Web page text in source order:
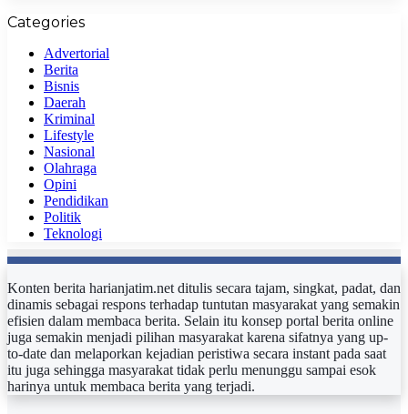
Categories
Advertorial
Berita
Bisnis
Daerah
Kriminal
Lifestyle
Nasional
Olahraga
Opini
Pendidikan
Politik
Teknologi
Konten berita harianjatim.net ditulis secara tajam, singkat, padat, dan
dinamis sebagai respons terhadap tuntutan masyarakat yang semakin
efisien dalam membaca berita. Selain itu konsep portal berita online
juga semakin menjadi pilihan masyarakat karena sifatnya yang up-
to-date dan melaporkan kejadian peristiwa secara instant pada saat
itu juga sehingga masyarakat tidak perlu menunggu sampai esok
harinya untuk membaca berita yang terjadi.